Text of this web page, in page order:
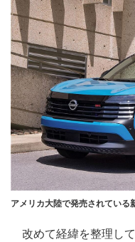
アメリカ大陸で発売されている
改めて経緯を整理し